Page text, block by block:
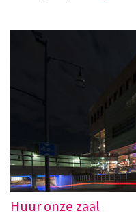
Huur onze zaal